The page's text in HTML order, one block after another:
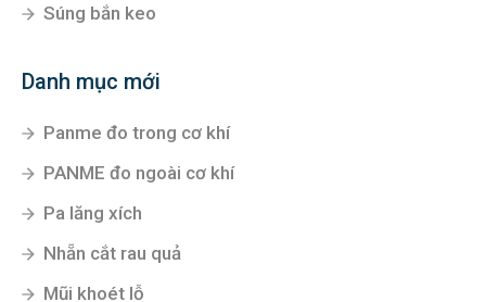
Súng bắn keo
Danh mục mới
Panme đo trong cơ khí
PANME đo ngoài cơ khí
Pa lăng xích
Nhẵn cắt rau quả
Mũi khoét lỗ